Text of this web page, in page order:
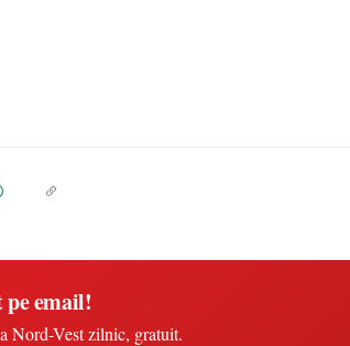
email!
Nord-Vest zilnic, gratuit.